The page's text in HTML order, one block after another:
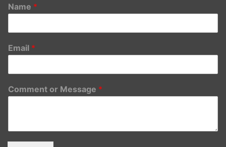
Name *
Email *
Comment or Message *